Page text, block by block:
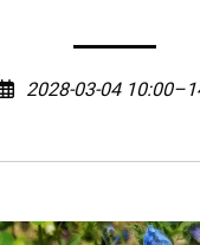
2028-03-04